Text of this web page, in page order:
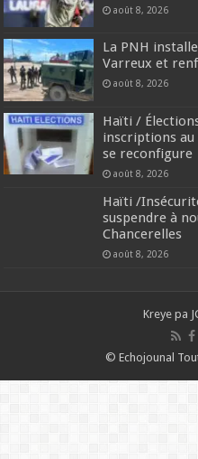
août 8, 2026
La PNH
Varreux et
août 8, 2026
Haïti /
inscriptions au
se reconfigure
août 8, 2026
Haïti /
suspendre à
Chancerelles
août 8, 2026
Kreye pa
© Echojounal